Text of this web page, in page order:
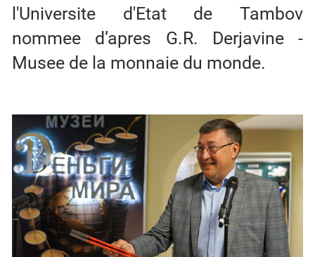
l'Universite d'Etat de Tambov
nommee d’apres G.R. Derjavine -
Musee de la monnaie du monde.